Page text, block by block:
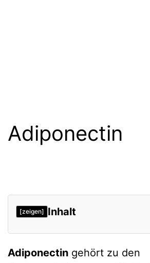
Adiponectin
[zeigen] Inhalt
Wirkungsweise
Organspezifische Wirkungen
Adiponectin gehört zu den